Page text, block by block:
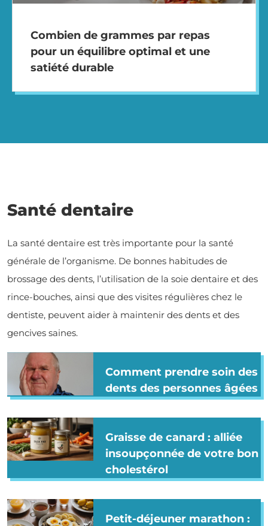
Combien de grammes par repas
pour un équilibre optimal et une
satiété durable
Santé dentaire
La santé dentaire est très importante pour la santé
générale de l’organisme. De bonnes habitudes de
brossage des dents, l’utilisation de la soie dentaire et des
rince-bouches, ainsi que des visites régulières chez le
dentiste, peuvent aider à maintenir des dents et des
gencives saines.
Comment prendre soin des
dents des personnes âgées
Graisse de canard : alliée
insoupçonnée de votre bon
cholestérol
Petit-déjeuner marathon :